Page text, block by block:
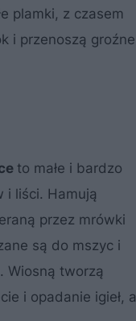
plamki, z czasem
i przenoszą groźne
to małe i bardzo
i liści. Hamują
przez mrówki
są do mszyc i
Wiosną tworzą
i opadanie igieł, a